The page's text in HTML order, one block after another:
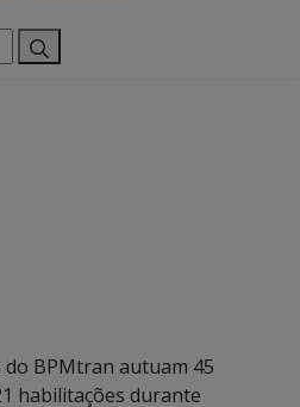
BPMtran autuam 45
habilitações durante